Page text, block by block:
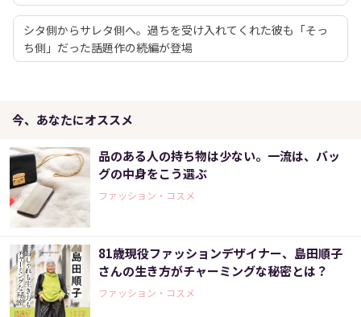
シタ側からサレタ側へ。過ちを受け入れてくれた彼も「そっ
ち側」だった――話題作の続編が登場
今、あなたにオススメ
品のある人の持ち物は少ない。一流は、バッ
グの中身をこう選ぶ
ファッション・コスメ
81歳現役ファッションデザイナー、島田順子
さんの生き方がチャーミングな秘密とは？
ファッション・コスメ